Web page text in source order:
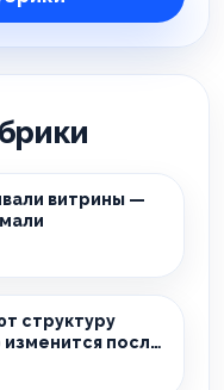
витрины —
структуру
изменится после